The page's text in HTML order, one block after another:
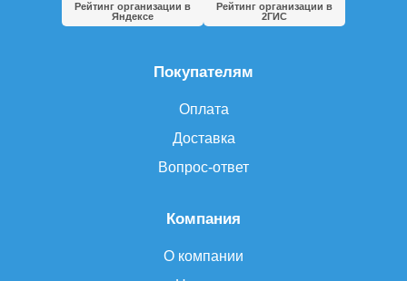
Компания
О компании
Покупателям
Оплата
Доставка
Вопрос-ответ
Рейтинг организации в
Яндексе
Рейтинг организации в
2ГИС